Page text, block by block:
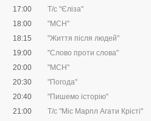
17:00
Т/с "Єліза"
18:00
"МСН"
18:15
"Життя після людей"
19:00
"Слово проти слова"
20:00
"МСН"
20:30
"Погода"
20:40
"Пишемо історію"
21:00
Т/с "Міс Марпл Агати Крісті"